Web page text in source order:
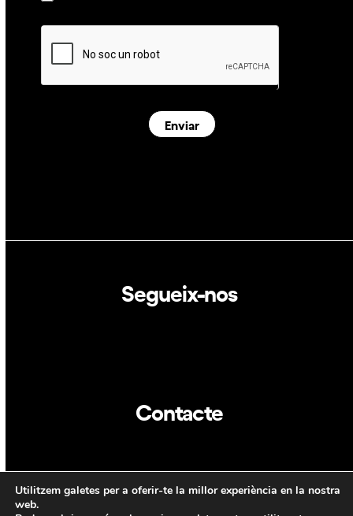
Enviar
Segueix-nos
Contacte
CAT
Utilitzem galetes per a oferir-te la millor experiència en la nostra
web.